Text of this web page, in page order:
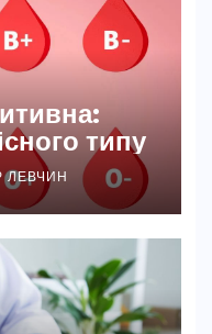
типу
ЛЕВЧИН